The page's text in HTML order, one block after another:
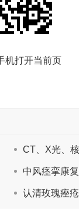
机打开当前页
CT、X光、
中风痉挛康
认清玫瑰痤